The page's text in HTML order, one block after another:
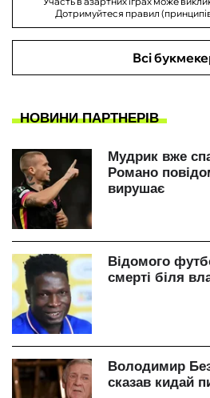
Дотримуйтеся правил
Всі